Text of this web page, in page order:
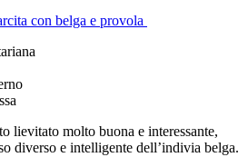
con belga e provola
lievitato molto buona e interessante,
diverso e intelligente dell’indivia belga.